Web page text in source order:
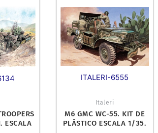
ESCALA
ITALERI-6555
Italeri
M6 GMC WC-55. KIT DE
PLÁSTICO ESCALA 1/35.